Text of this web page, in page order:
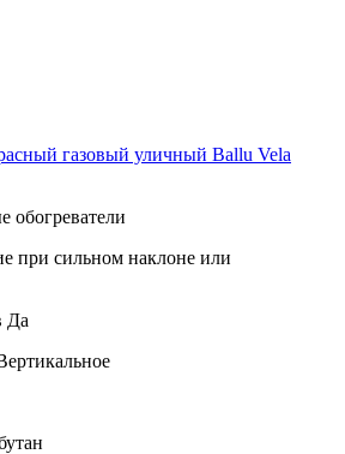
газовый уличный Ballu Vela
обогреватели
при сильном наклоне или
Да